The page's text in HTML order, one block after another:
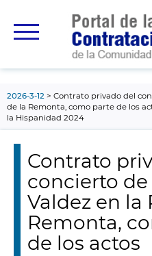
principal
2026-3-12
Contrato privado del
de la Remonta, como parte de los
la Hispanidad 2024
Contrato
concierto
Valdez en la
Remonta,
de los actos